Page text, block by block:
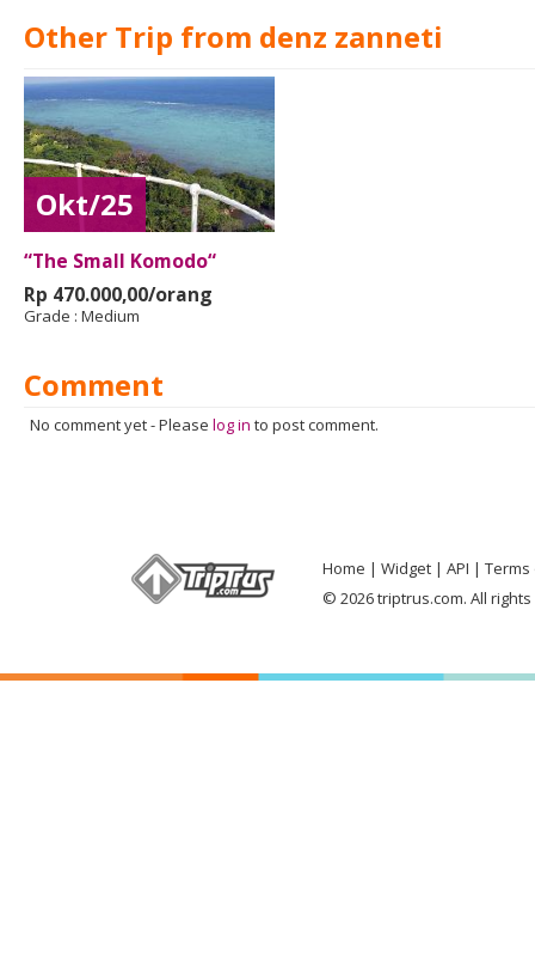
Other Trip from denz zanneti
Okt/25
“The Small Komodo“
Rp 470.000,00/orang
Grade : Medium
Comment
No comment yet-Please log in to post comment.
Home Widget API
Terms
© 2026 triptrus.com. All